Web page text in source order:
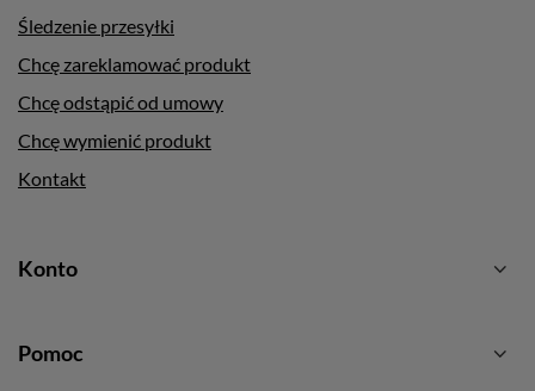
Śledzenie przesyłki
Chcę zareklamować produkt
Chcę odstąpić od umowy
Chcę wymienić produkt
Kontakt
Konto
Pomoc